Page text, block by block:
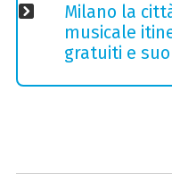
Milano la
musicale
gratuiti e